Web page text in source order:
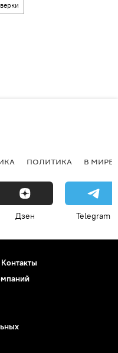
ПОЛИТИКА В МИРЕ
Дзен Telegram
Контакты